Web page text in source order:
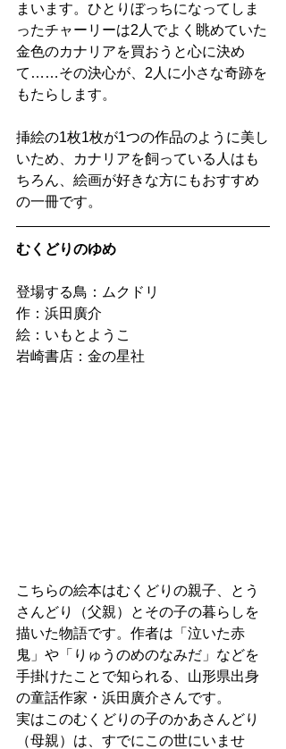
まいます。ひとりぼっちになってしま
ったチャーリーは2人でよく眺めていた
金色のカナリアを買おうと心に決め
て……その決心が、2人に小さな奇跡を
もたらします。
挿絵の1枚1枚が1つの作品のように美し
いため、カナリアを飼っている人はも
ちろん、絵画が好きな方にもおすすめ
の一冊です。
むくどりのゆめ
登場する鳥：ムクドリ
作：浜田廣介
絵：いもとようこ
岩崎書店：金の星社
こちらの絵本はむくどりの親子、とう
さんどり（父親）とその子の暮らしを
描いた物語です。作者は「泣いた赤
鬼」や「りゅうのめのなみだ」などを
手掛けたことで知られる、山形県出身
の童話作家・浜田廣介さんです。
実はこのむくどりの子のかあさんどり
（母親）は、すでにこの世にいませ